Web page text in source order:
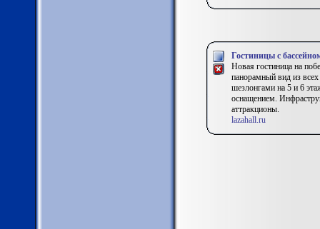
Гостиницы с
Новая гостиница на
панорамный вид из
шезлонгами на 5 и 6
оснащением.
аттракционы.
lazahall.ru